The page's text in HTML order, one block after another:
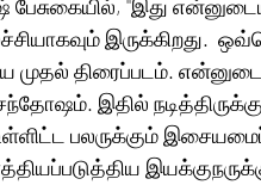
''இது
இருக்கிறது.
திரைப்படம். என்னுடைய
இதில்
பலருக்கும்